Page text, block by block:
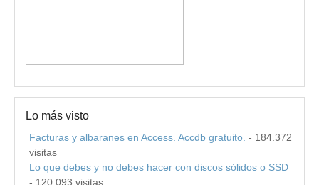
Lo más visto
Facturas y albaranes en Access. Accdb gratuito. - 184.372
visitas
Lo que debes y no debes hacer con discos sólidos o SSD
- 120.093 visitas